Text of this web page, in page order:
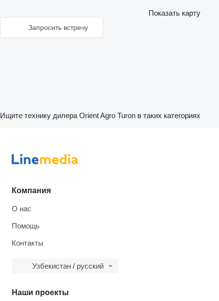
Показать карту
Запросить встречу
Ищите технику дилера Orient Agro Turon в таких категориях
disallow-in-dsa
Компания
О нас
Помощь
Контакты
Узбекистан / русский
Наши проекты